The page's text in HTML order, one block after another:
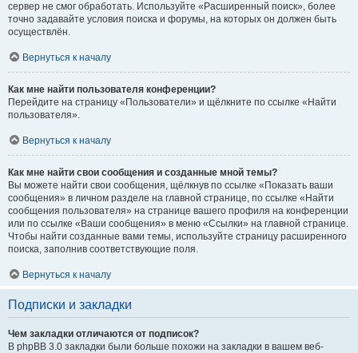
сервер не смог обработать. Используйте «Расширенный поиск», более
точно задавайте условия поиска и форумы, на которых он должен быть
осуществлён.
Вернуться к началу
Как мне найти пользователя конференции?
Перейдите на страницу «Пользователи» и щёлкните по ссылке «Найти
пользователя».
Вернуться к началу
Как мне найти свои сообщения и созданные мной темы?
Вы можете найти свои сообщения, щёлкнув по ссылке «Показать ваши
сообщения» в личном разделе на главной странице, по ссылке «Найти
сообщения пользователя» на странице вашего профиля на конференции
или по ссылке «Ваши сообщения» в меню «Ссылки» на главной странице.
Чтобы найти созданные вами темы, используйте страницу расширенного
поиска, заполнив соответствующие поля.
Вернуться к началу
Подписки и закладки
Чем закладки отличаются от подписок?
В phpBB 3.0 закладки были больше похожи на закладки в вашем веб-